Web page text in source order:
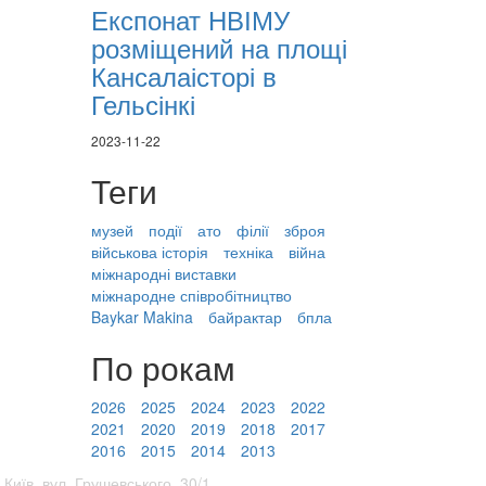
Експонат НВІМУ
розміщений на площі
Кансалаісторі в
Гельсінкі
2023-11-22
Теги
музей події ато філії
зброя
військова історія
техніка
війна
міжнародні виставки
міжнародне співробітництво
Baykar Makina
байрактар бпла
По рокам
2026 2025 2024 2023
2022
2021
2020 2019 2018
2017
2016
2015 2014
2013